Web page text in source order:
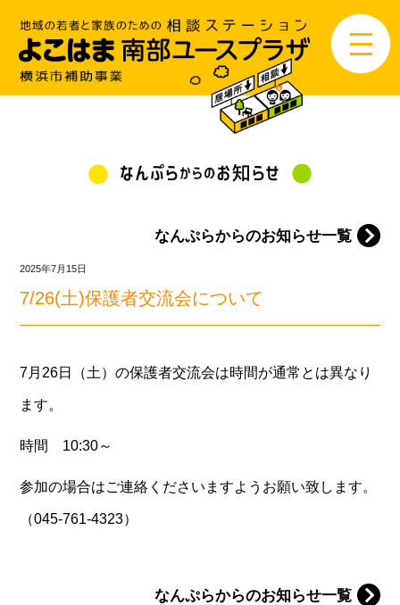
なんぷらからのお知らせ一覧
2025年7月15日
7/26(土)保護者交流会について
7月26日（土）の保護者交流会は時間が通常とは異なり
ます。
時間 10:30～
参加の場合はご連絡くださいますようお願い致します。
（045-761-4323）
なんぷらからのお知らせ一覧